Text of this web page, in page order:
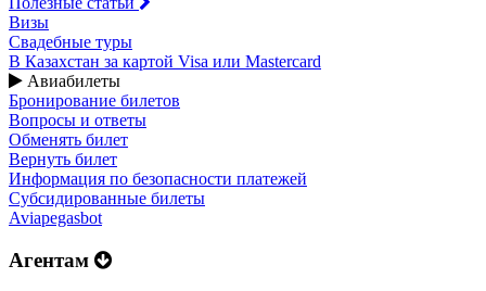
Визы
Свадебные туры
В Казахстан за картой Visa или Masterсard
Авиабилеты
Бронирование билетов
Вопросы и ответы
Обменять билет
Вернуть билет
Информация по безопасности платежей
Субсидированные билеты
Aviapegasbot
Агентам